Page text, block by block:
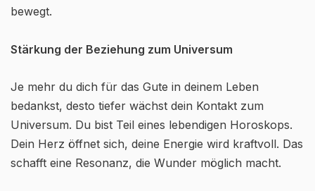
bewegt.
Stärkung der Beziehung zum Universum
Je mehr du dich für das Gute in deinem Leben
bedankst, desto tiefer wächst dein Kontakt zum
Universum. Du bist Teil eines lebendigen Horoskops.
Dein Herz öffnet sich, deine Energie wird kraftvoll. Das
schafft eine Resonanz, die Wunder möglich macht.